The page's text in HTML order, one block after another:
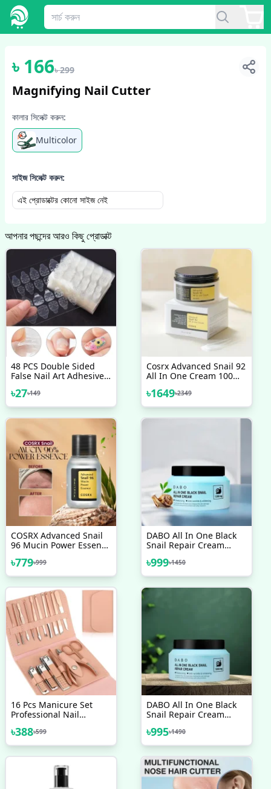
1/2
৳ 166৳299
Magnifying Nail Cutter
কালার সিলেক্ট করুন:
Multicolor
সাইজ সিলেক্ট করুন:
এই প্রোডাক্টের কোনো সাইজ নেই
আপনার পছন্দের আরও কিছু প্রোডাক্ট
48 PCS Double Sided
False Nail Art Adhesive
৳27৳149
Cosrx Advanced Snail 92
All In One Cream 100
৳1649৳2349
COSRX Advanced Snail
96 Mucin Power Essence
৳779৳999
DABO All In One Black
Snail Repair Cream
৳999৳1450
16 Pcs Manicure Set
Professional Nail
৳388৳599
DABO All In One Black
Snail Repair Cream
Snail Repair Cream
100ml
৳995৳1490